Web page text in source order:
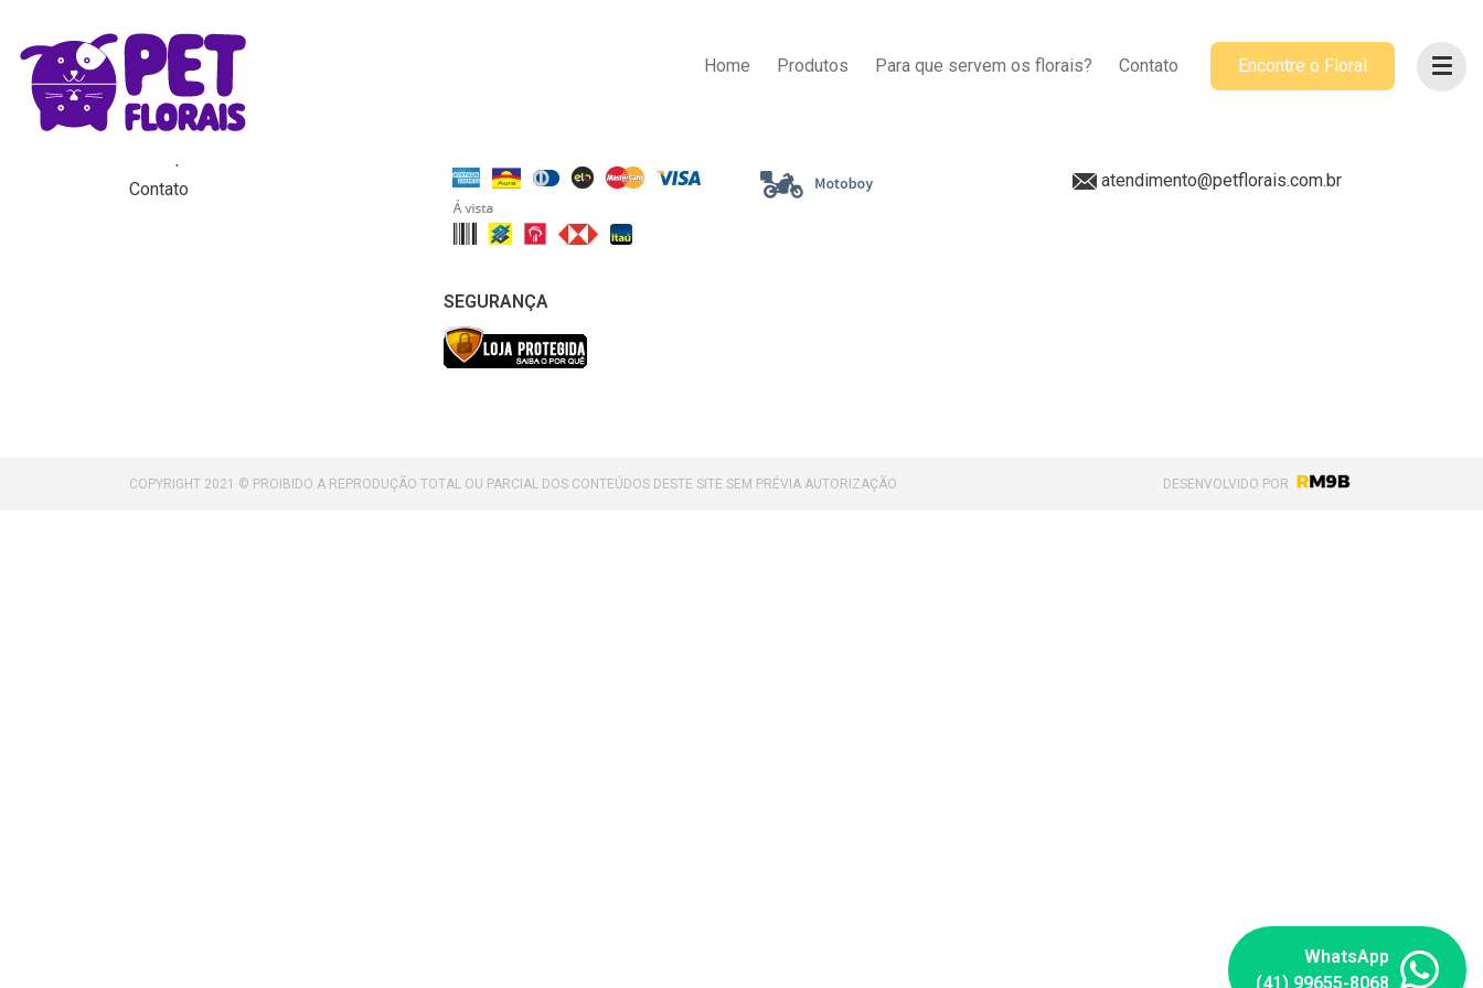
Home Produtos Para que servem os florais? Contato Encontre o Floral
MENU
Home
Produtos
Contato
SEGURANÇA
ENTREGA
ACOMPANHE-NOS
@petflorais
atendimento@petflorais.com.br
COPYRIGHT 2021 © PROIBIDO A REPRODUÇÃO TOTAL OU PARCIAL DOS CONTEÚDOS DESTE SITE SEM PRÉVIA AUTORIZAÇÃO DESENVOLVIDO POR
WhatsApp
(41) 99655-8068